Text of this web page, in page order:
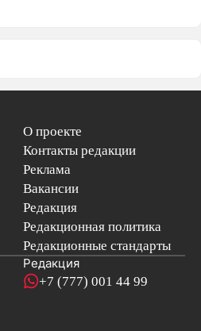
О проекте
Контакты редакции
Реклама
Вакансии
Редакция
Редакционная политика
Редакционные стандарты
Редакция
+7 (777) 001 44 99